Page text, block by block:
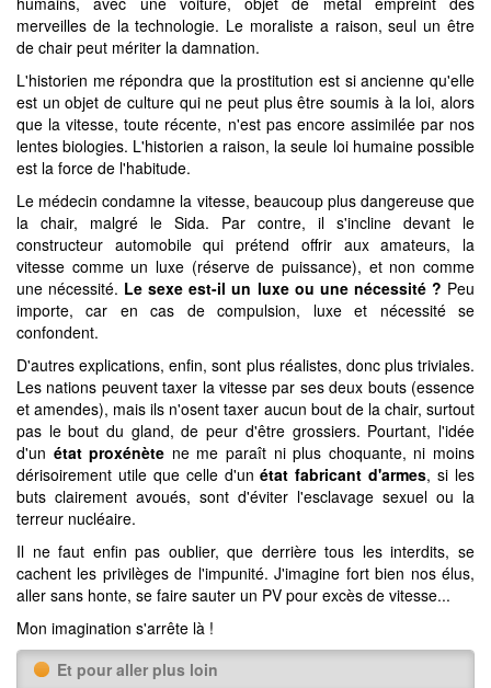
merveilles de la technologie. Le moraliste a raison, seul un être
de chair peut mériter la damnation.
L'historien me répondra que la prostitution est si ancienne qu'elle
est un objet de culture qui ne peut plus être soumis à la loi, alors
que la vitesse, toute récente, n'est pas encore assimilée par nos
lentes biologies. L'historien a raison, la seule loi humaine possible
est la force de l'habitude.
Le médecin condamne la vitesse, beaucoup plus dangereuse que
la chair, malgré le Sida. Par contre, il s'incline devant le
constructeur automobile qui prétend offrir aux amateurs, la
vitesse comme un luxe (réserve de puissance), et non comme
une nécessité. Le sexe est-il un luxe ou une nécessité ? Peu
importe, car en cas de compulsion, luxe et nécessité se
confondent.
D'autres explications, enfin, sont plus réalistes, donc plus triviales.
Les nations peuvent taxer la vitesse par ses deux bouts (essence
et amendes), mais ils n'osent taxer aucun bout de la chair, surtout
pas le bout du gland, de peur d'être grossiers. Pourtant, l'idée
d'un état proxénète ne me paraît ni plus choquante, ni moins
dérisoirement utile que celle d'unétat fabricant d'armes, si les
buts clairement avoués, sont d'éviter l'esclavage sexuel ou la
terreur nucléaire.
Il ne faut enfin pas oublier, que derrière tous les interdits, se
cachent les privilèges de l'impunité. J'imagine fort bien nos élus,
aller sans honte, se faire sauter un PV pour excès de vitesse...
Mon imagination s'arrête là !
Et pour aller plus loin